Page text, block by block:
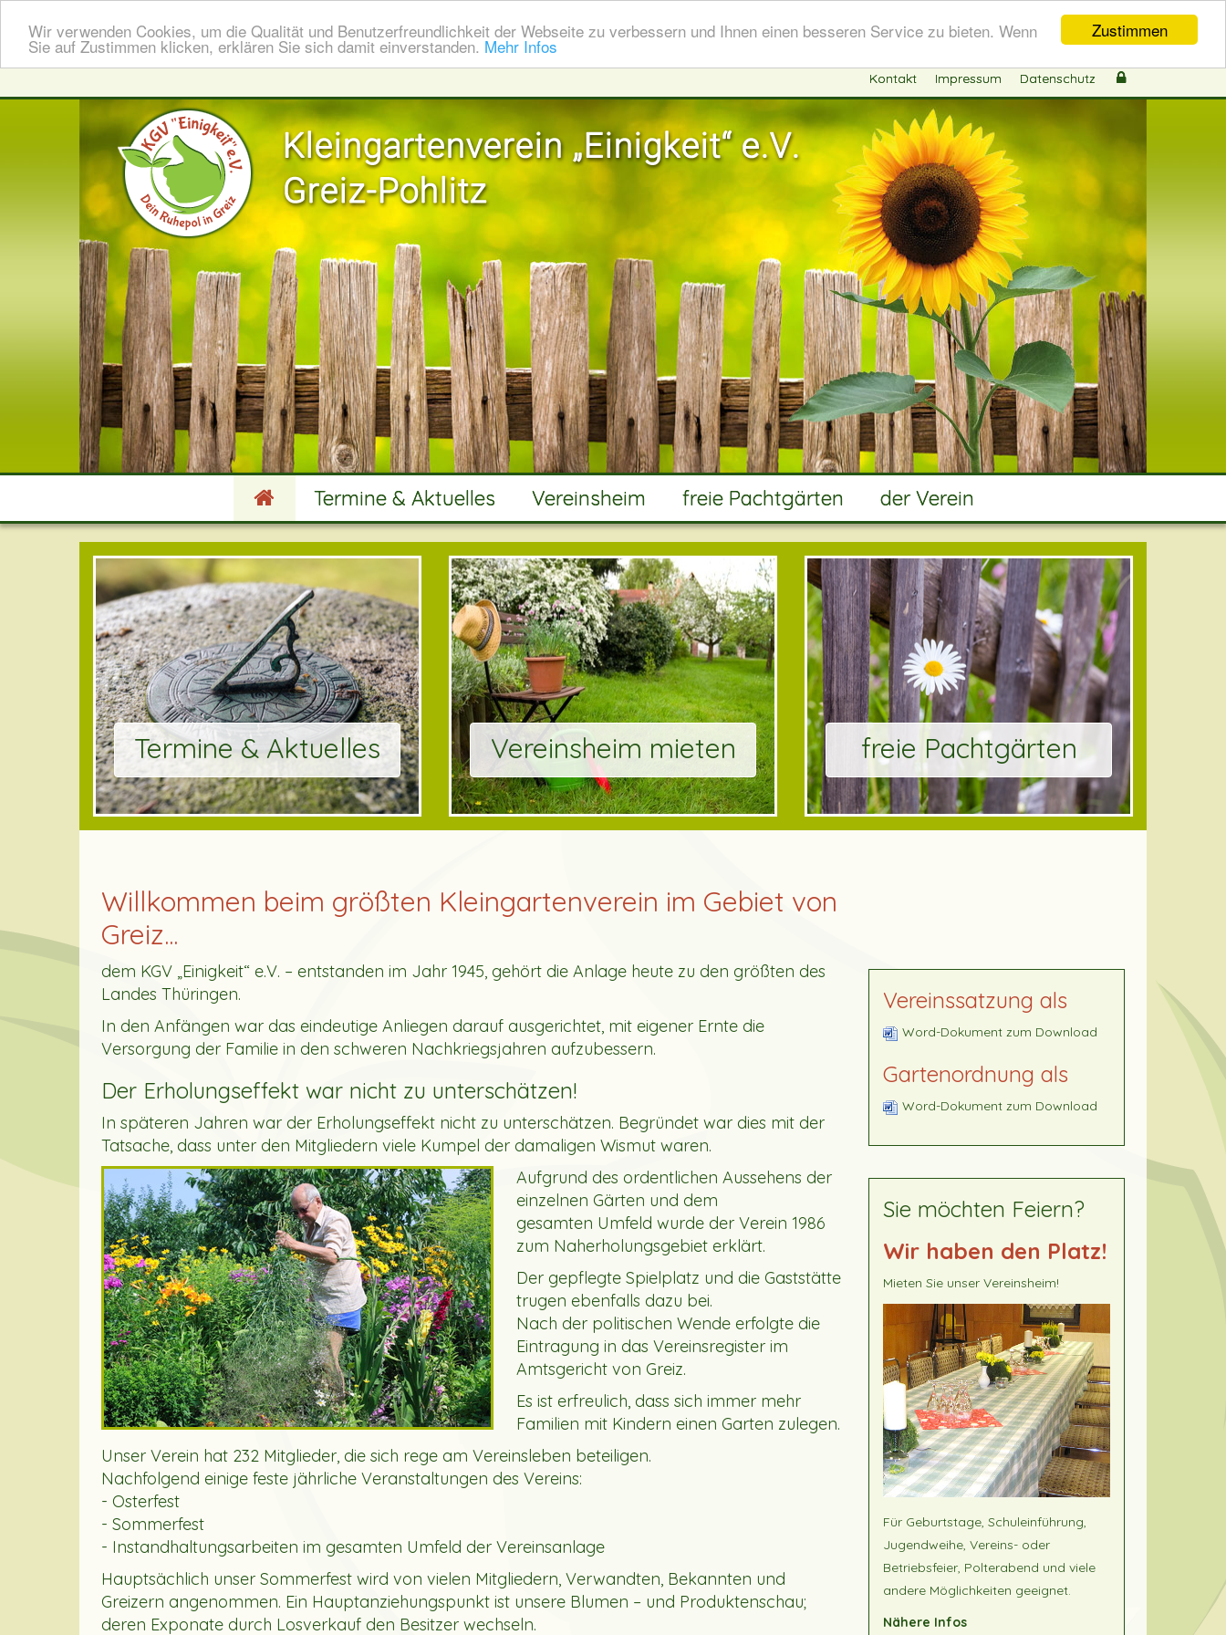
Zustimmen
Wir verwenden Cookies, um die Qualität und Benutzerfreundlichkeit der Webseite zu verbessern und Ihnen einen besseren Service zu bieten. Wenn
Sie auf Zustimmen klicken, erklären Sie sich damit einverstanden. Mehr Infos
Kontakt Impressum Datenschutz
Termine & Aktuelles Vereinsheim freie Pachtgärten der Verein
Termine & Aktuelles Vereinsheim mieten freie Pachtgärten
Willkommen beim größten Kleingartenverein im Gebiet von
Greiz...
dem KGV „Einigkeit“ e.V. – entstanden im Jahr 1945, gehört die Anlage heute zu den größten des
Landes Thüringen.
In den Anfängen war das eindeutige Anliegen darauf ausgerichtet, mit eigener Ernte die
Versorgung der Familie in den schweren Nachkriegsjahren aufzubessern.
Der Erholungseffekt war nicht zu unterschätzen!
In späteren Jahren war der Erholungseffekt nicht zu unterschätzen. Begründet war dies mit der
Tatsache, dass unter den Mitgliedern viele Kumpel der damaligen Wismut waren.
Aufgrund des ordentlichen Aussehens der
einzelnen Gärten und dem
gesamten Umfeld wurde der Verein 1986
zum Naherholungsgebiet erklärt.
Der gepflegte Spielplatz und die Gaststätte
trugen ebenfalls dazu bei.
Nach der politischen Wende erfolgte die
Eintragung in das Vereinsregister im
Amtsgericht von Greiz.
Es ist erfreulich, dass sich immer mehr
Familien mit Kindern einen Garten zulegen.
Unser Verein hat 232 Mitglieder, die sich rege am Vereinsleben beteiligen.
Nachfolgend einige feste jährliche Veranstaltungen des Vereins:
- Osterfest
- Sommerfest
- Instandhaltungsarbeiten im gesamten Umfeld der Vereinsanlage
Hauptsächlich unser Sommerfest wird von vielen Mitgliedern, Verwandten, Bekannten und
Greizern angenommen. Ein Hauptanziehungspunkt ist unsere Blumen – und Produktenschau;
deren Exponate durch Losverkauf den Besitzer wechseln.
Vereinssatzung als
Word-Dokument zum Download
Gartenordnung als
Word-Dokument zum Download
Sie möchten Feiern?
Wir haben den Platz!
Mieten Sie unser Vereinsheim!
Für Geburtstage, Schuleinführung,
Jugendweihe, Vereins- oder
Betriebsfeier, Polterabend und viele
andere Möglichkeiten geeignet.
Nähere Infos